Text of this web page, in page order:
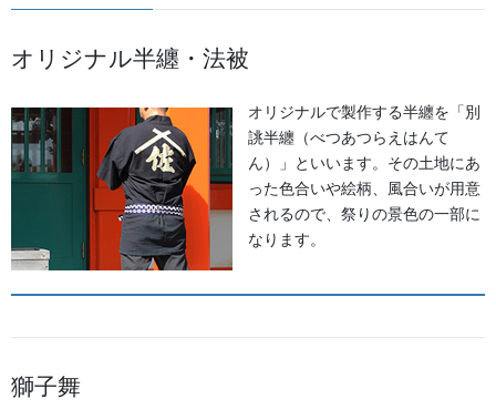
《白山麓エリア》 鶴来「ほうらい祭り」、美川「おかえり祭
り」、「手取火まつり」、「鳥越一向一揆まつり」、「加賀獅子
オリジナル半纏・法被
オリジナルで製作する半纏を「別
誂半纏（べつあつらえはんて
ん）」といいます。その土地にあ
った色合いや絵柄、風合いが用意
されるので、祭りの景色の一部に
なります。
獅子舞